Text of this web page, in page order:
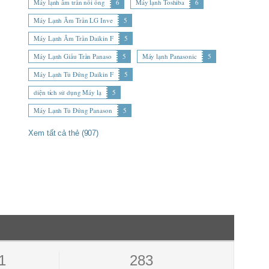
Máy lạnh âm trần nối ống
6 Máy lạnh Toshiba
6
Máy Lạnh Âm Trần LG Inve
5
Máy Lạnh Âm Trần Daikin F
5
Máy Lạnh Giấu Trần Panaso
5 Máy lạnh Panasonic
5
Máy Lạnh Tủ Đứng Daikin F
5
diện tích sử dụng Máy lạ
5
Máy Lạnh Tủ Đứng Panason
5
Xem tất cả thẻ (907)
1 283